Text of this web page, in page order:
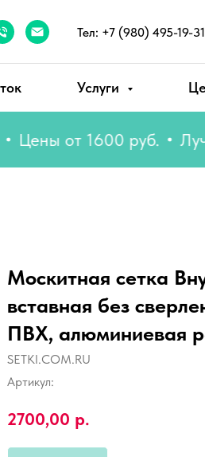
Тел: +7 (980) 495-19-31
Услуги
от 1600 руб.
Москитная сетка
вставная без
ПВХ, алюминиевая
SETKI.COM.RU
Артикул:
2700,00 р.